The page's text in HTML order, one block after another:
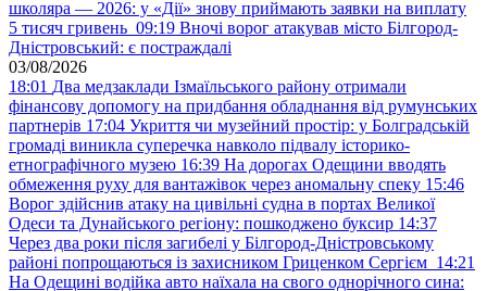
школяра — 2026: у «Дії» знову приймають заявки на виплату
5 тисяч гривень 09:19 Вночі ворог атакував місто Білгород-
Дністровський: є постраждалі
03/08/2026
18:01 Два медзаклади Ізмаїльського району отримали
фінансову допомогу на придбання обладнання від румунських
партнерів 17:04 Укриття чи музейний простір: у Болградській
громаді виникла суперечка навколо підвалу історико-
етнографічного музею 16:39 На дорогах Одещини вводять
обмеження руху для вантажівок через аномальну спеку 15:46
Ворог здійснив атаку на цивільні судна в портах Великої
Одеси та Дунайського регіону: пошкоджено буксир 14:37
Через два роки після загибелі у Білгород-Дністровському
районі попрощаються із захисником Гриценком Сергієм 14:21
На Одещині водійка авто наїхала на свого однорічного сина: